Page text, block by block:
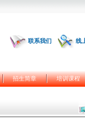
联系我们 线
招生简章 培训课程